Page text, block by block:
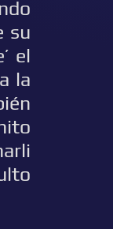
su
el
la